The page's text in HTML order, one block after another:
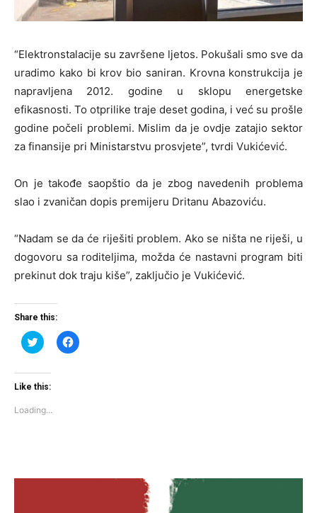
“Elektronstalacije su završene ljetos. Pokušali smo sve da
uradimo kako bi krov bio saniran. Krovna konstrukcija je
napravljena 2012. godine u sklopu energetske
efikasnosti. To otprilike traje deset godina, i već su prošle
godine počeli problemi. Mislim da je ovdje zatajio sektor
za finansije pri Ministarstvu prosvjete”, tvrdi Vukićević.
On je takođe saopštio da je zbog navedenih problema
slao i zvaničan dopis premijeru Dritanu Abazoviću.
“Nadam se da će riješiti problem. Ako se ništa ne riješi, u
dogovoru sa roditeljima, možda će nastavni program biti
prekinut dok traju kiše”, zaključio je Vukićević.
Share this:
Click
to
Twitter
(Opens
window)
Click
to
Like this:
Loading...